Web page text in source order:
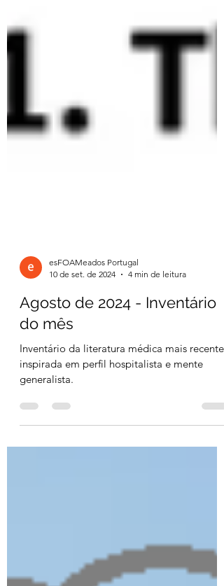
esFOAMeados Portugal
10 de set. de 2024
4 min de leitura
do mês
Inventário da literatura médica mais recente
generalista.